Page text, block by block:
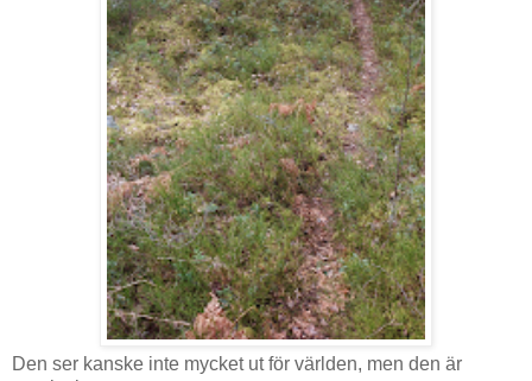
Den ser kanske inte mycket ut för världen, men den är